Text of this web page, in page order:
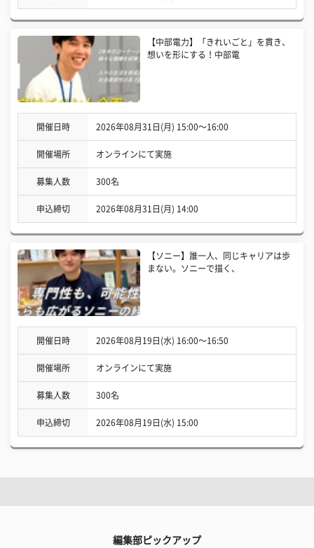
【中部電力】「きれいごと」を貫き、
想いを形にする！中部電
開催日時 2026年08月31日(月) 15:00〜16:00
開催場所 オンラインにて実施
募集人数 300名
申込締切 2026年08月31日(月) 14:00
【ソニー】誰一人、同じキャリアは歩
まない。ソニーで描く、
開催日時 2026年08月19日(水) 16:00〜16:50
開催場所 オンラインにて実施
募集人数 300名
申込締切 2026年08月19日(水) 15:00
編集部ピックアップ